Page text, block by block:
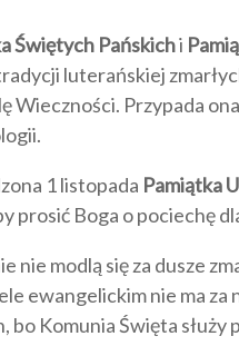
Świętych Pańskichi
luterańskiej
Wieczności. Przypada
1 listopada Pamiątka
prosić Boga o pociechę
nie modlą się za dusze
ewangelickim nie ma
bo Komunia Święta